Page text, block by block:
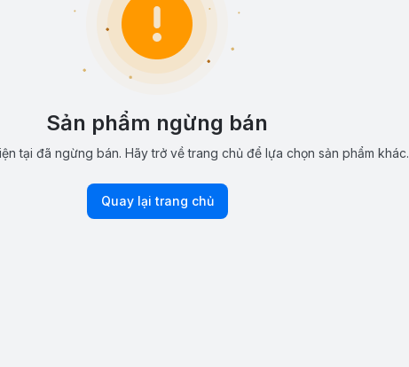
Sản phẩm ngừng bán
tại đã ngừng bán. Hãy trở về trang chủ để lựa chọn sản phẩm khác.
Quay lại trang chủ